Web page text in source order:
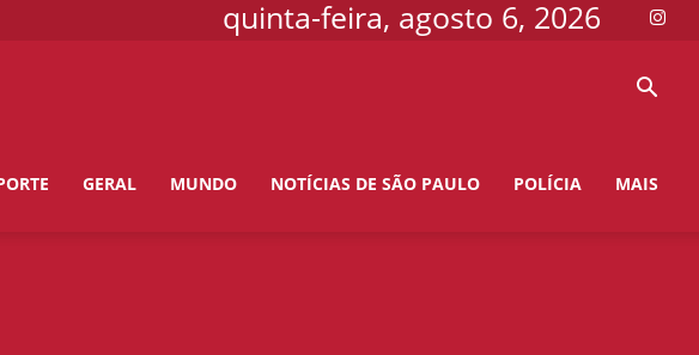
quinta-feira, agosto 6, 2026
GERAL MUNDO NOTÍCIAS DE SÃO PAULO POLÍCIA MAIS